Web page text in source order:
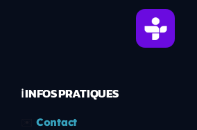
ℹ️ INFOS PRATIQUES
Contact